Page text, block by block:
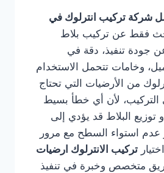
شركة تركيب انترلوك في
فقط عن تركيب بلاط
جودة تنفيذ، دقة في
وخامات تتحمل الاستخدام
من الأرضيات التي تحتاج
التركيب، لأن أي خطأ بسيط
توزيع البلاط قد يؤدي إلى
عدم استواء السطح مع مرور
تركيب الانترلوك ارضيات
متخصص وخبرة في تنفيذ